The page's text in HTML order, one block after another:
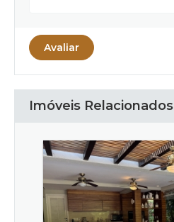
Avaliar
Imóveis Relacionados